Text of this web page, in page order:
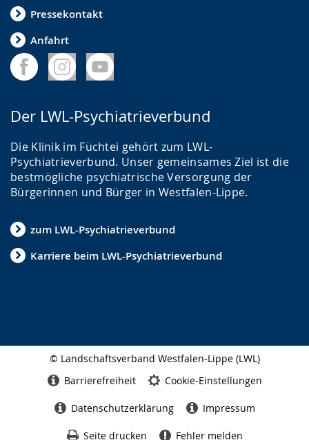
Pressekontakt
Anfahrt
Der LWL-Psychiatrieverbund
Die Klinik im Füchtei gehört zum LWL-
Psychiatrieverbund. Unser gemeinsames Ziel ist die
bestmögliche psychiatrische Versorgung der
Bürgerinnen und Bürger in Westfalen-Lippe.
zum LWL-Psychiatrieverbund
Karriere beim LWL-Psychiatrieverbund
© Landschaftsverband Westfalen-Lippe (LWL)
Barrierefreiheit Cookie-Einstellungen
Datenschutzerklärung Impressum
Seite drucken Fehler melden